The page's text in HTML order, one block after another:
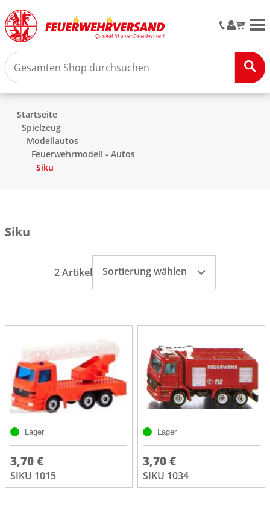
Startseite
Spielzeug
Modellautos
Feuerwehrmodell - Autos
Siku
Siku
2 Artikel Sortierung wählen
Lager
3,70 €
SIKU 1015
Lager
3,70 €
SIKU 1034